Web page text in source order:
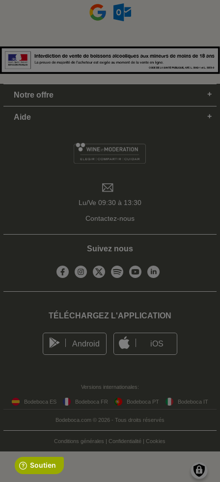
Notre offre
Aide
Lu/Ve 09:30 à 13:30
Contactez-nous
Suivez nous
TÉLÉCHARGEZ L'APPLICATION
Android iOS
Versions internationales:
Bodeboca ES Bodeboca FR Bodeboca PT Bodeboca IT
Bodeboca.com © 2026 - Tous droits réservés
Conditions générales | Confidentialité | Cookies